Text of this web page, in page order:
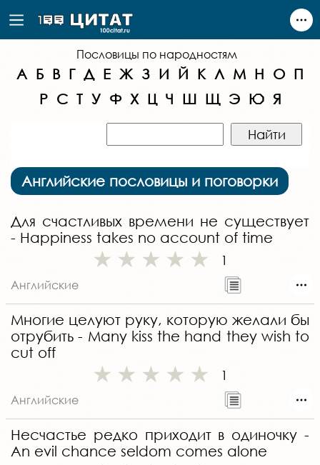
Пословицы по народностям
А Б В Г Д Е Ж З И Й К Л М Н О П
Р С Т У Ф Х Ц Ч Ш Щ Э Ю Я
Английские пословицы и поговорки
Для счастливых времени не существует
- Happiness takes no account of time
1
Английские
Многие целуют руку, которую желали бы
отрубить - Many kiss the hand they wish to
cut off
1
Английские
Несчастье редко приходит в одиночку -
An evil chance seldom comes alone